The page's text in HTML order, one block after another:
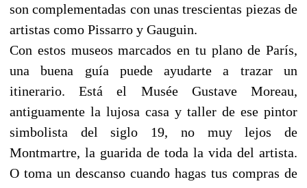
son complementadas con unas trescientas piezas de
artistas como Pissarro y Gauguin.
Con estos museos marcados en tu plano de París,
una buena guía puede ayudarte a trazar un
itinerario. Está el Musée Gustave Moreau,
antiguamente la lujosa casa y taller de ese pintor
simbolista del siglo 19, no muy lejos de
Montmartre, la guarida de toda la vida del artista.
O toma un descanso cuando hagas tus compras de